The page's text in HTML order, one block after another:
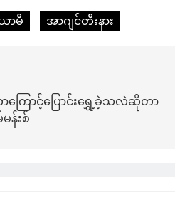
ာမီ အာဂျင်တီးနား
ောင့်ပြောင်းရွှေ့ခဲ့သလဲဆိုတာ
န်းစ်